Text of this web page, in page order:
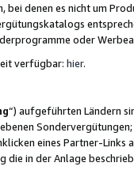
bei denen es nicht um
oder
verfügbar: hier.
“) aufgeführten Ländern
eines Partner-
die in der Anlage